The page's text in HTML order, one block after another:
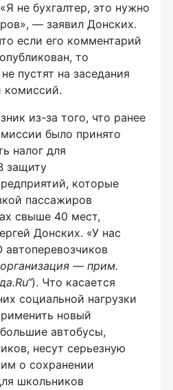
не бухгалтер, это нужно
— заявил Донских.
если его комментарий
то
пустят на заседания
комиссий.
из-за того, что ранее
было принято
налог для
защиту
которые
пассажиров
свыше 40 мест,
Донских. «У нас
— прим.
). Что касается
социальной нагрузки
новый
автобусы,
несут серьезную
о сохранении
школьников